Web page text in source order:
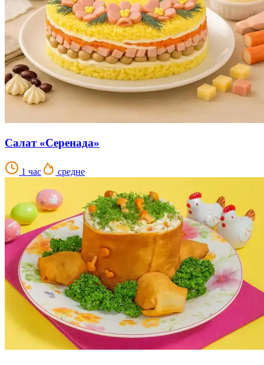
Салат «Серенада»
1 час средне